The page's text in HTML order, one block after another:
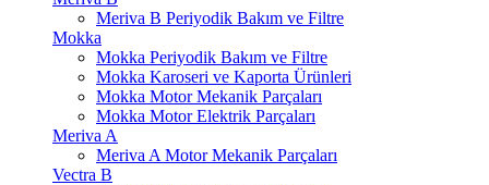
Meriva B Periyodik Bakım ve Filtre
Mokka
Mokka Periyodik Bakım ve Filtre
Mokka Karoseri ve Kaporta Ürünleri
Mokka Motor Mekanik Parçaları
Mokka Motor Elektrik Parçaları
Meriva A
Meriva A Motor Mekanik Parçaları
Vectra B